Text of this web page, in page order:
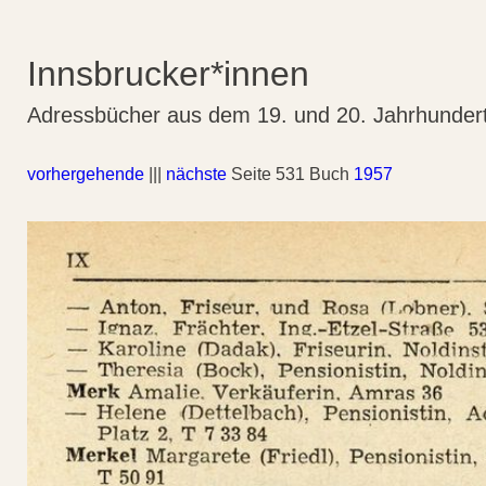
Innsbrucker*innen
Adressbücher aus dem 19. und 20.
vorhergehende nächste Seite 531 Buch 1957